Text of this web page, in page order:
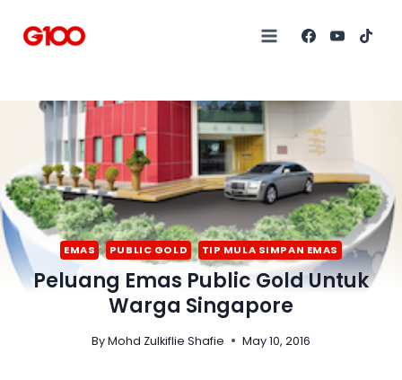
EMAS PUBLIC GOLD TIP MULA SIMPAN EMAS
Peluang Emas Public Gold Untuk
Warga Singapore
ByMohd Zulkiflie Shafie May 10, 2016